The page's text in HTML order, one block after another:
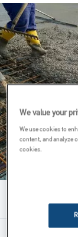
Obrázek
We value your
We use cookies to
content, and analyze
cookies.